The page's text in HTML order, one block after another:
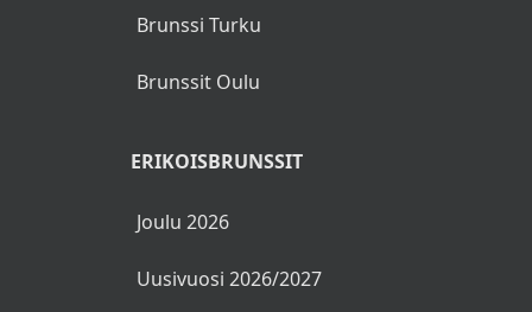
Brunssi Turku
Brunssit Oulu
ERIKOISBRUNSSIT
Joulu 2026
Uusivuosi 2026/2027